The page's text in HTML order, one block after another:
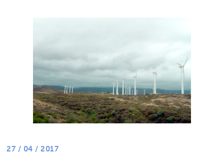
27 / 04 / 2017